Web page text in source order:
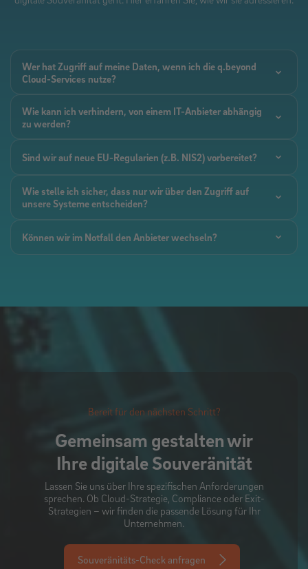
Wer hat Zugriff auf meine Daten, wenn ich die q.beyond
Cloud-Services nutze?
Wie kann ich verhindern, von einem IT-Anbieter abhängig
zu werden?
Sind wir auf neue EU-Regularien (z.B. NIS2) vorbereitet?
Wie stelle ich sicher, dass nur wir über den Zugriff auf
unsere Systeme entscheiden?
Können wir im Notfall den Anbieter wechseln?
Bereit für den nächsten Schritt?
Gemeinsam gestalten wir
Ihre digitale Souveränität
Lassen Sie uns über Ihre spezifischen Anforderungen
sprechen. Ob Cloud-Strategie, Compliance oder Exit-
Strategien – wir finden die passende Lösung für Ihr
Unternehmen.
Souveränitäts-Check anfragen